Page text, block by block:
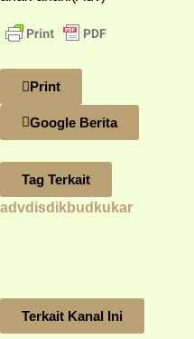
Print
Google Berita
Tag Terkait
advdisdikbudkukar
Terkait Kanal Ini